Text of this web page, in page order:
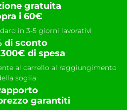
gratuita
i 60€
in 3-5 giorni lavorativi
di sconto
di spesa
al carrello al raggiungimento
soglia
garantiti